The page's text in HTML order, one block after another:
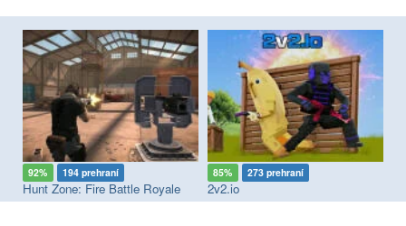
92% 194 prehraní
Hunt Zone: Fire Battle Royale
85% 273 prehraní
2v2.io